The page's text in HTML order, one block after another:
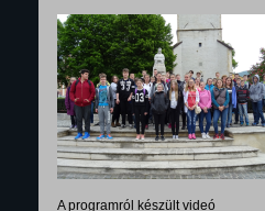
A programról készült videó